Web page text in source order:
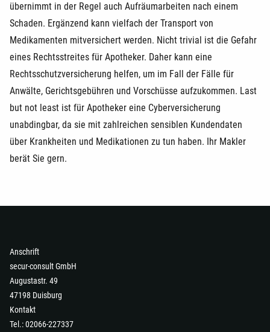
übernimmt in der Regel auch Aufräumarbeiten nach einem
Schaden. Ergänzend kann vielfach der Transport von
Medikamenten mitversichert werden. Nicht trivial ist die Gefahr
eines Rechtsstreites für Apotheker. Daher kann eine
Rechtsschutzversicherung helfen, um im Fall der Fälle für
Anwälte, Gerichtsgebühren und Vorschüsse aufzukommen. Last
but not least ist für Apotheker eine Cyberversicherung
unabdingbar, da sie mit zahlreichen sensiblen Kundendaten
über Krankheiten und Medikationen zu tun haben. Ihr Makler
berät Sie gern.
Anschrift
secur-consult GmbH
Augustastr. 49
47198 Duisburg
Kontakt
Tel.: 02066-227337